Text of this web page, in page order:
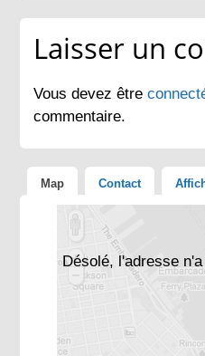
Laisser un
Vous devez être
commentaire.
Map Contact
Désolé, l'adresse